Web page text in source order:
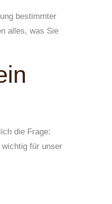
bestimmter
alles, was Sie
die Frage:
für unser